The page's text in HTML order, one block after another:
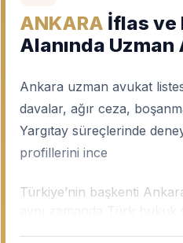
ANKARA İflas ve
Alanında
Ankara uzman avukat
davalar, ağır ceza,
Yargıtay süreçlerinde
profillerini ince
Türkiye’nin başkenti